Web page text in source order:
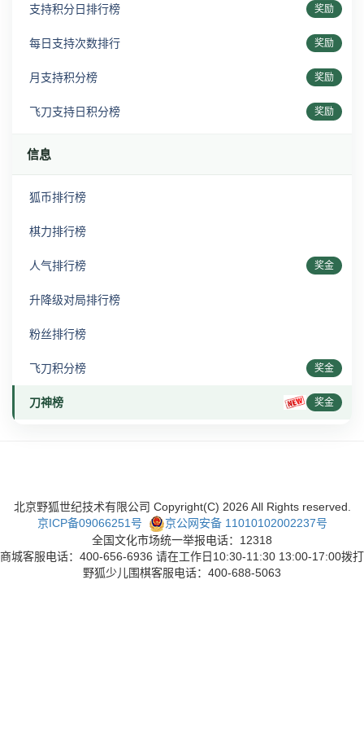
支持积分日排行榜 奖励
每日支持次数排行 奖励
月支持积分榜 奖励
飞刀支持日积分榜 奖励
信息
狐币排行榜
棋力排行榜
人气排行榜 奖金
升降级对局排行榜
粉丝排行榜
飞刀积分榜 奖金
刀神榜 奖金
北京野狐世纪技术有限公司 Copyright(C) 2026 All Rights reserved.
京ICP备09066251号
京公网安备 11010102002237号
全国文化市场统一举报电话：12318
商城客服电话：400-656-6936 请在工作日10:30-11:30 13:00-17:00拨打
野狐少儿围棋客服电话：400-688-5063